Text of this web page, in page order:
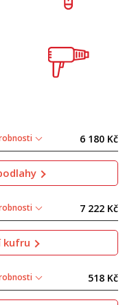
6 180 Kč
7 222 Kč
kufru
518 Kč